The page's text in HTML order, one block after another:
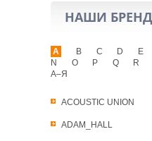
НАШИ
A
ACOUSTIC UNION
ADAM_HALL
B C D E
N
O P Q R
А–Я